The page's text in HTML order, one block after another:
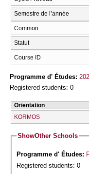
Semestre de l’année
Common
Statut
Course ID
Programme d' Études:
Registered students: 0
Orientation
KORMOS
ShowOther Schools
Programme d' Études:
Registered students: 0